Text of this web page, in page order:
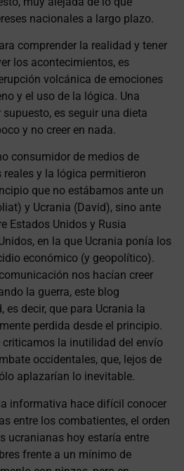
nacionales a largo plazo.
comprender la realidad y tener
los acontecimientos, es
volcánica de emociones
y el uso de la lógica. Una
es seguir una dieta
y no creer en nada.
consumidor de medios de
y la lógica permitieron
que no estábamos ante un
y Ucrania (David), sino ante
Estados Unidos y Rusia
en la que Ucrania ponía los
económico (y geopolítico).
nos hacían creer
la guerra, este blog
decir, que para Ucrania la
perdida desde el principio.
criticamos la inutilidad del envío
occidentales, que, lejos de
aplazarían lo inevitable.
informativa hace difícil conocer
entre los combatientes, el orden
ucranianas hoy estaría entre
frente a un mínimo de